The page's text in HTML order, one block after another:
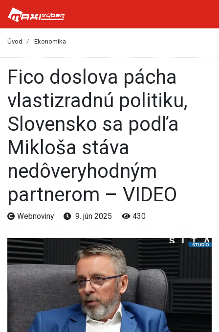
Úvod Ekonomika
Fico doslova pácha
vlastizradnú politiku,
Slovensko sa podľa
Mikloša stáva
nedôveryhodným
partnerom – VIDEO
Webnoviny 9. jún 2025 430